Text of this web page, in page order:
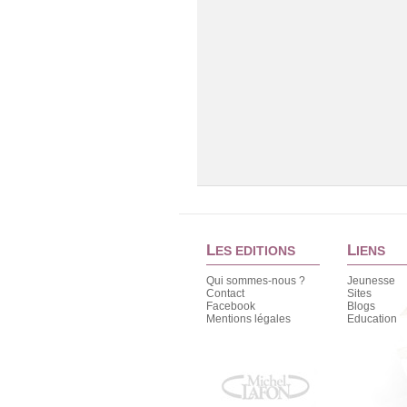
LES EDITIONS
Qui sommes-nous ?
Contact
Facebook
Mentions légales
LIENS
Jeunesse
Sites
Blogs
Education